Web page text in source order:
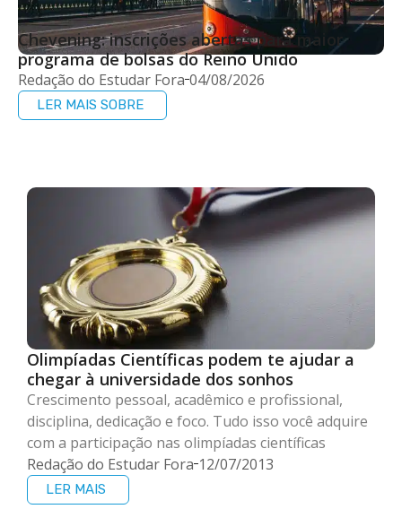
Chevening: inscrições abertas para maior
programa de bolsas do Reino Unido
Redação do Estudar Fora 04/08/2026
LER MAIS SOBRE
Olimpíadas Científicas podem te ajudar a
chegar à universidade dos sonhos
Crescimento pessoal, acadêmico e profissional,
disciplina, dedicação e foco. Tudo isso você adquire
com a participação nas olimpíadas científicas
Redação do Estudar Fora 12/07/2013
LER MAIS